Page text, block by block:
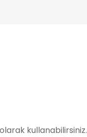
kullanabilirsiniz.